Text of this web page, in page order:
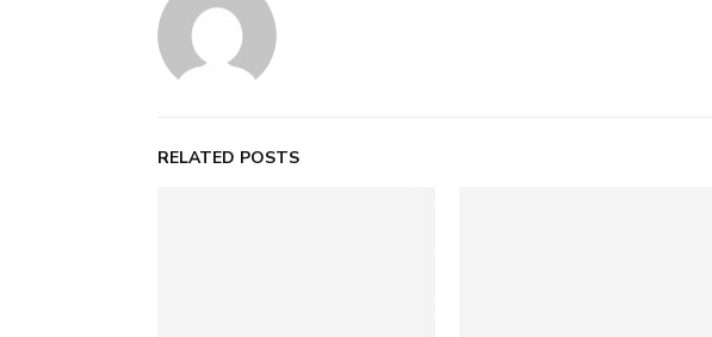
RELATED POSTS